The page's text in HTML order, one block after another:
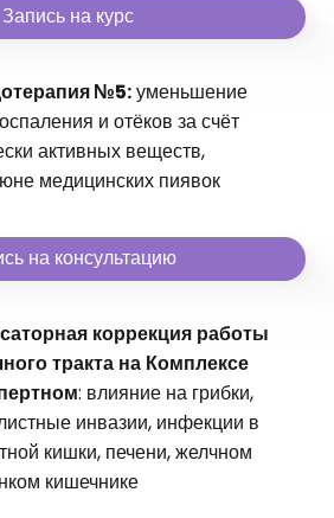
Запись на курс
№5:уменьшение
и отёков за счёт
активных веществ,
медицинских пиявок
на консультацию
коррекция работы
тракта на Комплексе
: влияние на грибки,
инвазии, инфекции в
кишки, печени, желчном
кишечнике